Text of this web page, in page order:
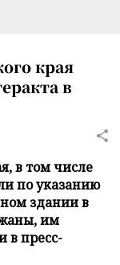
края
в
в том числе
по указанию
здании в
им
в пресс-